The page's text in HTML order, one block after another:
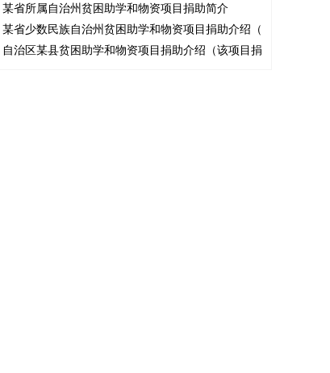
某省所属自治州贫困助学和物资项目捐助简介
某省少数民族自治州贫困助学和物资项目捐助介绍（
自治区某县贫困助学和物资项目捐助介绍（该项目捐